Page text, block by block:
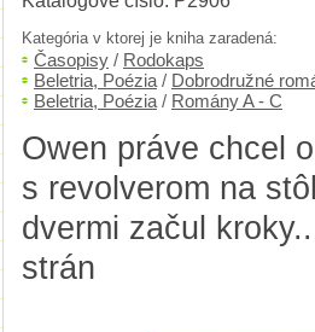
Kategória v ktorej je kniha zaradená:
Časopisy / Rodokaps
Beletria, Poézia / Dobrodružné
Beletria, Poézia / Romány A - C
Owen práve chcel
s revolverom na
dvermi začul
strán